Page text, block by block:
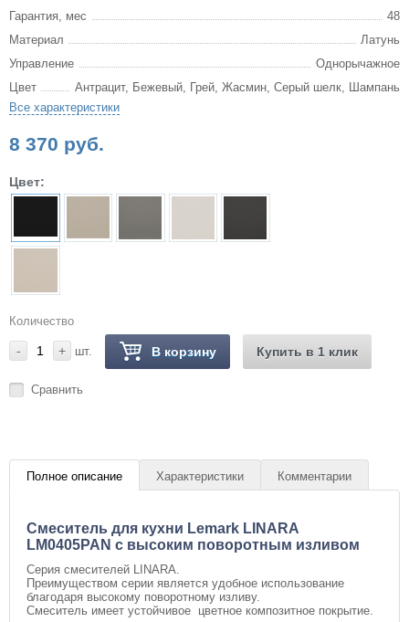
Гарантия, мес
48
Материал
Латунь
Управление
Однорычажное
Цвет
Антрацит, Бежевый, Грей, Жасмин, Серый шелк, Шампань
Все характеристики
8 370 руб.
Цвет:
Количество
- + шт. В корзину Купить в 1 клик
Сравнить
Полное описание Характеристики Комментарии
Cмеситель для кухни Lemark LINARA
LM0405PAN с высоким поворотным изливом
Серия смесителей LINARA.
Преимуществом серии является удобное использование
благодаря высокому поворотному изливу.
Смеситель имеет устойчивое цветное композитное покрытие.